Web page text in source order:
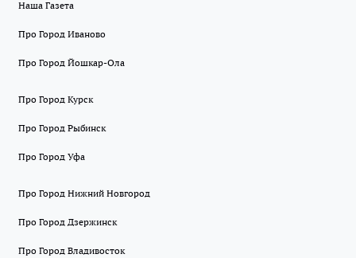
Наша Газета
Про Город Иваново
Про Город Йошкар-Ола
Про Город Курск
Про Город Рыбинск
Про Город Уфа
Про Город Нижний Новгород
Про Город Дзержинск
Про Город Владивосток